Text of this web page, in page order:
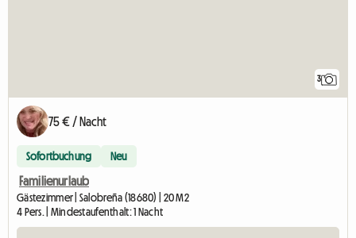
3
75 € / Nacht
Sofortbuchung Neu
Familienurlaub
Gästezimmer | Salobreña (18680) | 20 M2
4 Pers. | Mindestaufenthalt: 1 Nacht